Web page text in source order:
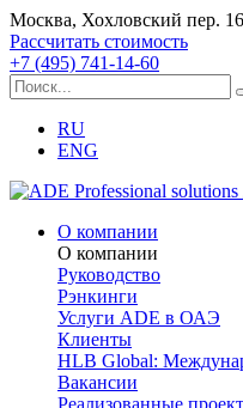
Москва, Хохловский пер.
Рассчитать стоимость
+7 (495) 741-14-60
RU
ENG
О компании
О компании
Руководство
Рэнкинги
Услуги ADE в ОАЭ
Клиенты
HLB Global:
Вакансии
Реализованные